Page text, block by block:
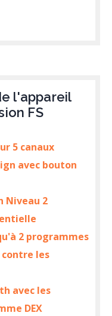
l'appareil
FS
5 canaux
avec bouton
Niveau 2
2 programmes
les
avec les
DEX